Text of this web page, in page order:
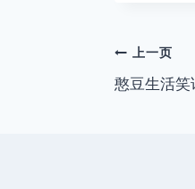
文
章
上一页
憨豆生活笑